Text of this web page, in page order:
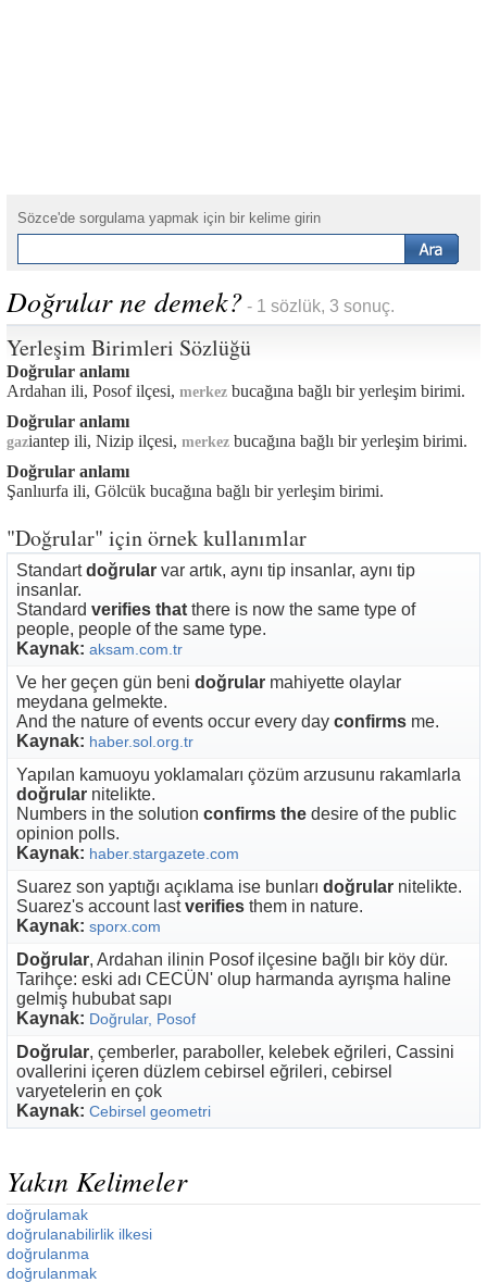
Sözce'de sorgulama yapmak için bir kelime girin
Doğrular ne demek? - 1 sözlük, 3 sonuç.
Yerleşim Birimleri Sözlüğü
Doğrular anlamı
Ardahan ili, Posof ilçesi, merkez bucağına bağlı bir yerleşim birimi.
Doğrular anlamı
gaziantep ili, Nizip ilçesi, merkez bucağına bağlı bir yerleşim birimi.
Doğrular anlamı
Şanlıurfa ili, Gölcük bucağına bağlı bir yerleşim birimi.
"Doğrular" için örnek kullanımlar
Standartdoğrular var artık, aynı tip insanlar, aynı tip
insanlar.
Standard verifies that there is now the same type of
people, people of the same type.
Kaynak: aksam.com.tr
Ve her geçen gün beni doğrular mahiyette olaylar
meydana gelmekte.
And the nature of events occur every day confirms me.
Kaynak: haber.sol.org.tr
Yapılan kamuoyu yoklamaları çözüm arzusunu rakamlarla
doğrular nitelikte.
Numbers in the solution confirms the desire of the public
opinion polls.
Kaynak: haber.stargazete.com
Suarez son yaptığı açıklama ise bunları doğrular nitelikte.
Suarez's account lastverifies them in nature.
Kaynak: sporx.com
Doğrular, Ardahan ilinin Posof ilçesine bağlı bir köy dür.
Tarihçe: eski adı CECÜN' olup harmanda ayrışma haline
gelmiş hububat sapı
Kaynak: Doğrular, Posof
Doğrular, çemberler, paraboller, kelebek eğrileri, Cassini
ovallerini içeren düzlem cebirsel eğrileri, cebirsel
varyetelerin en çok
Kaynak: Cebirsel geometri
Yakın Kelimeler
doğrulamak
doğrulanabilirlik ilkesi
doğrulanma
doğrulanmak